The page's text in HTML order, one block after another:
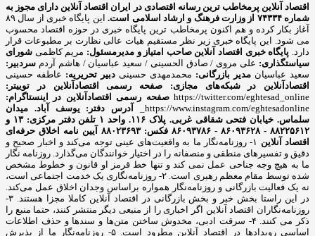
اقتصاد آنلاین پرمخاطب ترین رسانه اقتصادی در ایران اقتصاد آنلاین دارای مجوز به
شماره ۷۴۳۳۴ از وزارت فرهنگ و ارشاد اسلامی است.
این پایگاه خبری از سال ۸۹
آغاز بکار کرده و هم اکنون پرمخاطب ترین پایگاه خبری در حوزه اقتصاد محسوب
می شود. این پایگاه خبری زیر نظر مستقیم هیات عالی نظارت بر مطبوعات قرار
دارد. پایگاه خبری اقتصاد آنلاین صاحب امتیاز و مدیرمسئول: مریم کاظمی شورای
سیاستگذاری: علی مروی / صادق الحسینی / سعید عباسیان / هاشم آردم سردبیر:
سعید عباسیان مدیر بازرگانی: محمدمهدی حسینی دبیر تحریریه: عاطفه حسینی
اقتصادآنلاین در شبکه‌های مجازی:
صفحه رسمی اقتصادآنلاین در توییتر:
https://twitter.com/eghtesad_online صفحه رسمی اقتصادآنلاین در اینستاگرام:
https://www.instagram.com/eghtesadonline_
آدرس دفتر: یوسف آباد. میدان
سلماس. خیابان فتحی شقاقی غربی. پلاک ۱۱۶. واحد ۱
تلفن دفتر مرکزی: ۱۳ و
۸۸۲۲۵۶۱۲ - ۸۶۰۹۳۶۲۸ - ۸۶۰۹۳۷۸۶ فکس: ۸۸۰۲۳۶۹۳
آیین نامه اخلاق حرفه‌ای
اقتصاد آنلاین
۱- روزنامه‌نگار ما به واقعیت‌های عینی توجه می‌کند و اخبار صحیح و
دقیق و تفسیرهای منطقی و منصفانه را در اختیار خوانندگان می‌گذارد. روزنامه نگار
ما به هیچ وجه جناحی عمل نمی کند و تنها خط قرمز او قانون و خطوط مشخص
شده توسط مقام معظم رهبری است. ۲- روزنامه‌نگاری یک خدمت اجتماعی است،
نه یک فعالیت بازرگانی و روزنامه‌نگار همواره براساس وجدان اخلاق عمل می‌کند.
در این راستا بخش خبر و بخش بازرگانی در اقتصاد آنلاین کاملا مجزا هستند. ۳-
روزنامه‌نگاران اقتصاد آنلاین اگر اخباری را از منبعی دیگر منتشر کنند، حتما منبع را
ذکر می کنند. ۴- سرقت ادبی، مخدوش ساختن متن‌ها و سندها و حذف اطلاعات
اساسی رویدادها در اقتصاد آنلاین مطرود است. ۵- روزنامه‌نگار ما از پذیرش